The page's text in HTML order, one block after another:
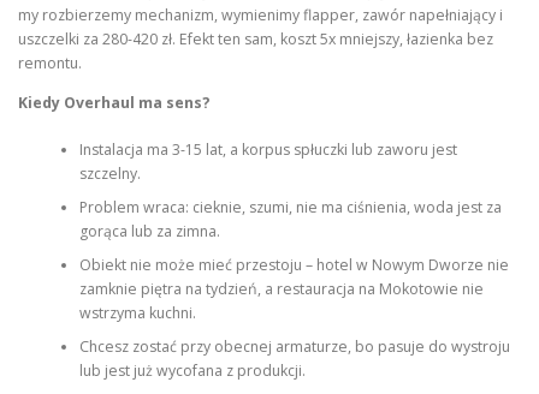
my rozbierzemy mechanizm, wymienimy flapper, zawór napełniający i
uszczelki za 280-420 zł. Efekt ten sam, koszt 5x mniejszy, łazienka bez
remontu.
Kiedy Overhaul ma sens?
Instalacja ma 3-15 lat, a korpus spłuczki lub zaworu jest
szczelny.
Problem wraca: cieknie, szumi, nie ma ciśnienia, woda jest za
gorąca lub za zimna.
Obiekt nie może mieć przestoju – hotel w Nowym Dworze nie
zamknie piętra na tydzień, a restauracja na Mokotowie nie
wstrzyma kuchni.
Chcesz zostać przy obecnej armaturze, bo pasuje do wystroju
lub jest już wycofana z produkcji.